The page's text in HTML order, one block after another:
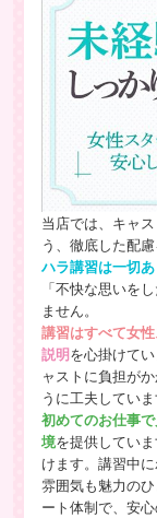
当店では、キャ
う、徹底した配
ハラ講習は一切あ
「不快な思いを
ません。
講習はすべて女
説明を心掛けて
ャストに負担が
うに工夫していま
初めてのお仕事
境を提供してい
けます。講習中
雰囲気も魅力の
ート体制で、安